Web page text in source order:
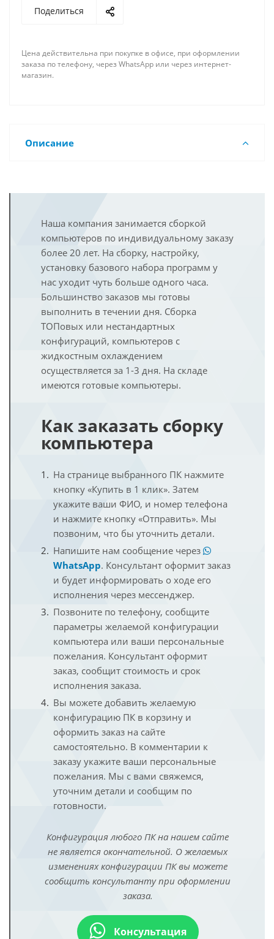
Поделиться
Цена действительна при покупке в офисе, при оформлении
заказа по телефону, через WhatsApp или через интернет-
магазин.
Описание
Наша компания занимается сборкой
компьютеров по индивидуальному заказу
более 20 лет. На сборку, настройку,
установку базового набора программ у
нас уходит чуть больше одного часа.
Большинство заказов мы готовы
выполнить в течении дня. Сборка
ТОПовых или нестандартных
конфигураций, компьютеров с
жидкостным охлаждением
осуществляется за 1-3 дня. На складе
имеются готовые компьютеры.
Как заказать сборку
компьютера
На странице выбранного ПК нажмите
кнопку «Купить в 1 клик». Затем
укажите ваши ФИО, и номер телефона
и нажмите кнопку «Отправить». Мы
позвоним, что бы уточнить детали.
Напишите нам сообщение через
WhatsApp. Консультант оформит заказ
и будет информировать о ходе его
исполнения через мессенджер.
Позвоните по телефону, сообщите
параметры желаемой конфигурации
компьютера или ваши персональные
пожелания. Консультант оформит
заказ, сообщит стоимость и срок
исполнения заказа.
Вы можете добавить желаемую
конфигурацию ПК в корзину и
оформить заказ на сайте
самостоятельно. В комментарии к
заказу укажите ваши персональные
пожелания. Мы с вами свяжемся,
уточним детали и сообщим по
готовности.
Конфигурация любого ПК на нашем сайте
не является окончательной. О желаемых
изменениях конфигурации ПК вы можете
сообщить консультанту при оформлении
заказа.
Консультация